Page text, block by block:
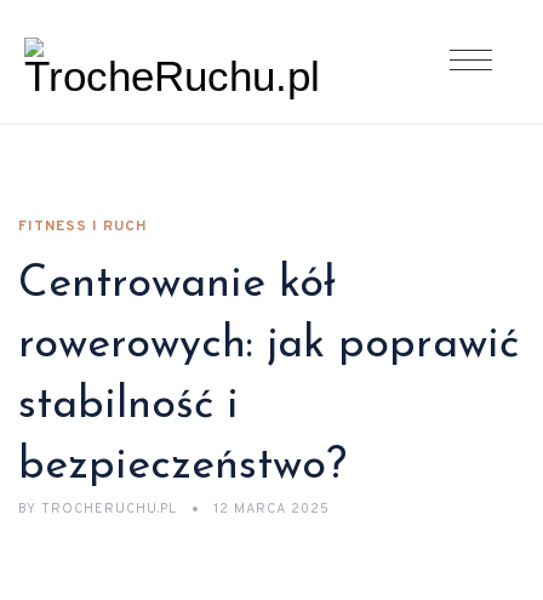
FITNESS I RUCH
Centrowanie kół
rowerowych: jak poprawić
stabilność i
bezpieczeństwo?
BY TROCHERUCHU.PL 12 MARCA 2025